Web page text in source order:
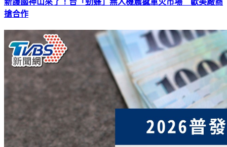
搶合作